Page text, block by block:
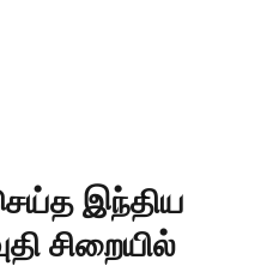
இந்திய
சிறையில்